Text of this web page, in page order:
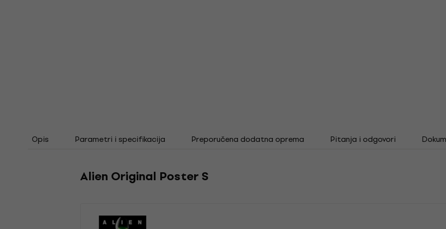
Opis Parametri i specifikacija Preporučena dodatna oprema Pitanja i odgovori
Alien Original Poster S